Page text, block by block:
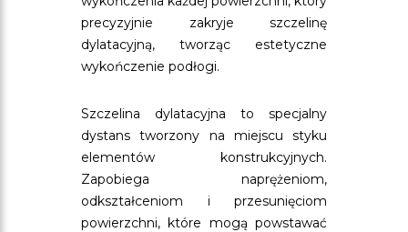
precyzyjnie zakryje szczelinę
dylatacyjną, tworząc estetyczne
wykończenie podłogi.
Szczelina dylatacyjna to specjalny
dystans tworzony na miejscu styku
elementów konstrukcyjnych.
Zapobiega naprężeniom,
odkształceniom i przesunięciom
powierzchni, które mogą powstawać